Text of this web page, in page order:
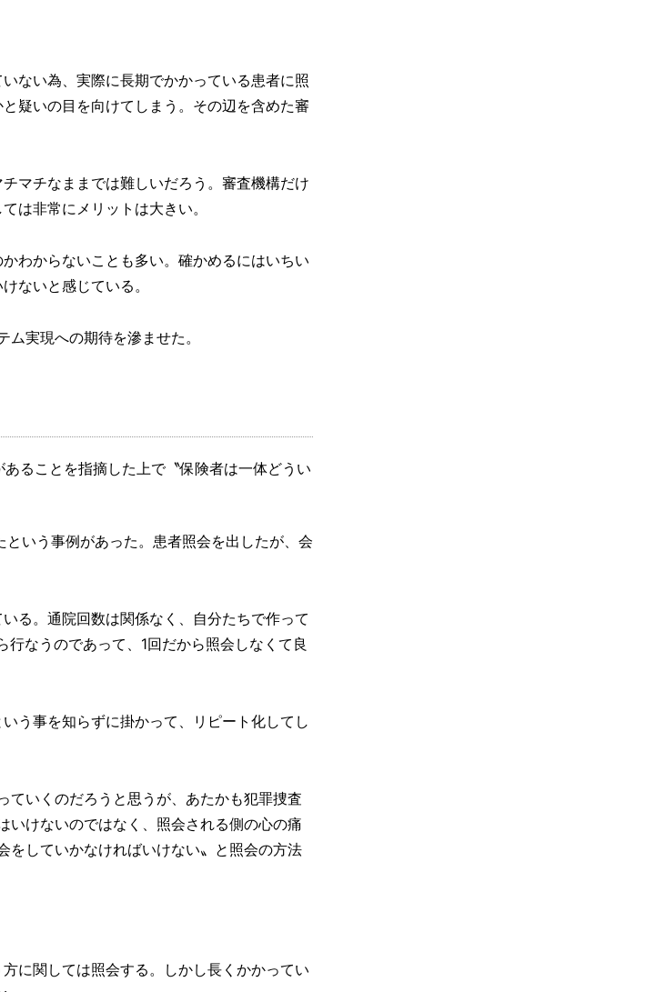
ない為、実際に長期でかかっている患者に照
疑いの目を向けてしまう。その辺を含めた審
マチなままでは難しいだろう。審査機構だけ
は非常にメリットは大きい。
わからないことも多い。確かめるにはいちい
ないと感じている。
実現への期待を滲ませた。
ることを指摘した上で〝保険者は一体どうい
いう事例があった。患者照会を出したが、会
る。通院回数は関係なく、自分たちで作って
なうのであって、1回だから照会しなくて良
う事を知らずに掛かって、リピート化してし
ていくのだろうと思うが、あたかも犯罪捜査
いけないのではなく、照会される側の心の痛
をしていかなければいけない〟と照会の方法
に関しては照会する。しかし長くかかってい